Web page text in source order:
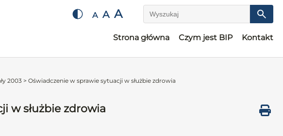
A A A Wyszukaj
Strona główna Czym jest BIP Kontakt
2003 > Oświadczenie w sprawie sytuacji w służbie zdrowia
w służbie zdrowia